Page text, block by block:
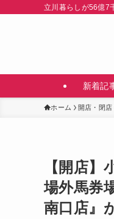
立川暮らしが56億7
新着記
ホーム 開店・閉店
【開店
場外馬券
南口店』